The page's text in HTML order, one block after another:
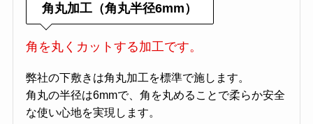
角丸加工（角丸半径6mm）
角を丸くカットする加工です。
弊社の下敷きは角丸加工を標準で施します。
角丸の半径は6mmで、角を丸めることで柔らか安全
な使い心地を実現します。